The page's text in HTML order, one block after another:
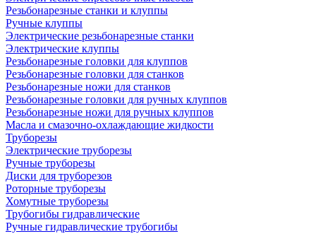
Резьбонарезные станки и клуппы
Ручные клуппы
Электрические резьбонарезные станки
Электрические клуппы
Резьбонарезные головки для клуппов
Резьбонарезные головки для станков
Резьбонарезные ножи для станков
Резьбонарезные головки для ручных клуппов
Резьбонарезные ножи для ручных клуппов
Масла и смазочно-охлаждающие жидкости
Труборезы
Электрические труборезы
Ручные труборезы
Диски для труборезов
Роторные труборезы
Хомутные труборезы
Трубогибы гидравлические
Ручные гидравлические трубогибы